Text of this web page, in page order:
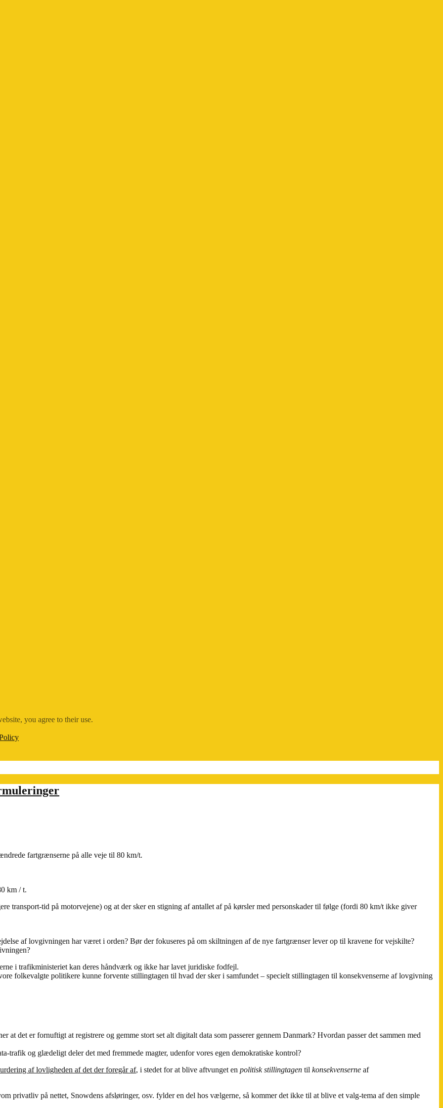
you agree to their use.
fartgrænserne på alle veje til 80 km/t.
km / t.
transport-tid på motorvejene) og at der sker en stigning af antallet af på kørsler med personskader til følge (fordi 80 km/t ikke giver
af lovgivningen har været i orden? Bør der fokuseres på om skiltningen af de nye fartgrænser lever op til kravene for vejskilte?
i trafikministeriet kan deres håndværk og ikke har lavet juridiske fodfejl.
folkevalgte politikere kunne forvente stillingtagen til hvad der sker i samfundet – specielt stillingtagen til konsekvenserne af lovgivning
at det er fornuftigt at registrere og gemme stort set alt digitalt data som passerer gennem Danmark? Hvordan passer det sammen med
trafik og glædeligt deler det med fremmede magter, udenfor vores egen demokratiske kontrol?
af lovligheden af det der foregår af, i stedet for at blive aftvunget en politisk stillingtagen til konsekvenserne af
privatliv på nettet, Snowdens afsløringer, osv. fylder en del hos vælgerne, så kommer det ikke til at blive et valg-tema af den simple